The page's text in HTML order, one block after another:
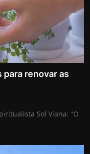
para renovar as
Sol Viana: "O